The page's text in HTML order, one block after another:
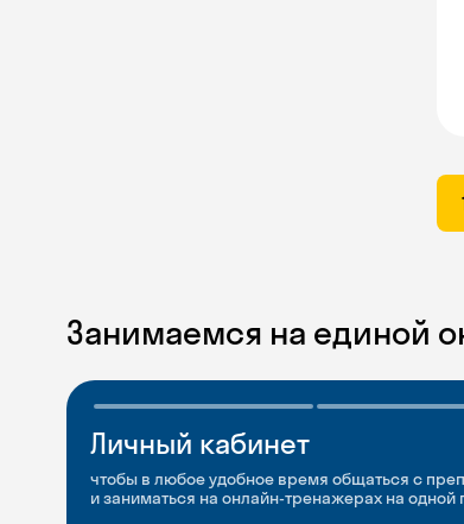
Занимаемся на единой
Личный кабинет
чтобы в любое удобное время общаться с
и заниматься на онлайн-тренажерах на
Мобильное
приложение
чтобы заниматься и изучать новые слова где и
Разговорные клубы
и Talks
Групповые занятия для разговорной